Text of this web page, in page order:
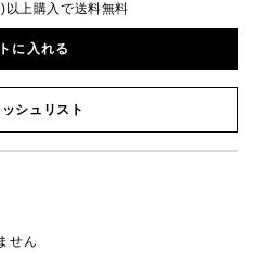
上購入で送料無料
に入れる
シュリスト
せん